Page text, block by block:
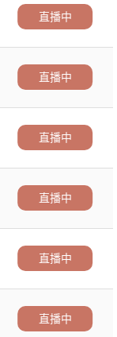
直播中
直播中
直播中
直播中
直播中
直播中